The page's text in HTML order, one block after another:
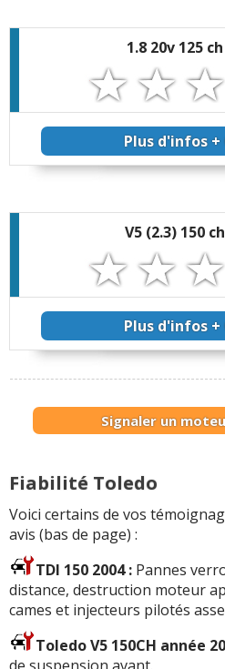
1.8 20v 125 ch
Plus d'infos
V5 (2.3) 150 ch
Plus d'infos
Signaler un
Fiabilité Toledo
Voici certains de vos
avis (bas de page) :
TDI 150 2004 : Pannes
distance, destruction moteur
cames et injecteurs pilotés
Toledo V5 150CH année